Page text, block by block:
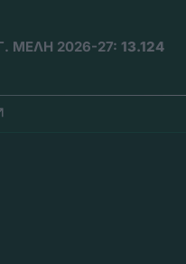
ΜΕΛΗ 2026-27: 13.124